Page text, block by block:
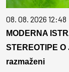
08. 08. 2026 12:48
MODERNA
STEREOTIPE
razmaženi